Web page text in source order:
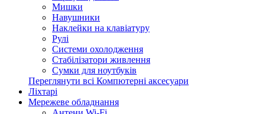
Мишки
Навушники
Наклейки на клавіатуру
Рулі
Системи охолодження
Стабілізатори живлення
Сумки для ноутбуків
Переглянути всі Компютерні аксесуари
Ліхтарі
Мережеве обладнання